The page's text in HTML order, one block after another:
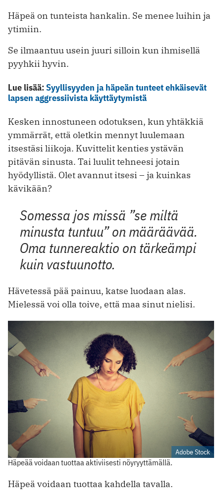
Häpeä on tunteista hankalin. Se menee luihin ja
ytimiin.
Se ilmaantuu usein juuri silloin kun ihmisellä
pyyhkii hyvin.
Lue lisää:Syyllisyyden ja häpeän tunteet ehkäisevät
lapsen aggressiivista käyttäytymistä
Kesken innostuneen odotuksen, kun yhtäkkiä
ymmärrät, että oletkin mennyt luulemaan
itsestäsi liikoja. Kuvittelit kenties ystävän
pitävän sinusta. Tai luulit tehneesi jotain
hyödyllistä. Olet avannut itsesi – ja kuinkas
kävikään?
Somessa jos missä ”se miltä
minusta tuntuu” on määräävää.
Oma tunnereaktio on tärkeämpi
kuin vastuunotto.
Hävetessä pää painuu, katse luodaan alas.
Mielessä voi olla toive, että maa sinut nielisi.
Adobe Stock
Häpeää voidaan tuottaa aktiviisesti nöyryyttämällä.
Häpeä voidaan tuottaa kahdella tavalla.